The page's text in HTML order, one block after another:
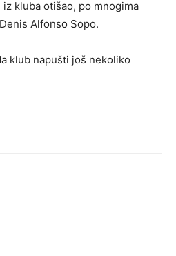
iz kluba otišao, po mnogima
Alfonso Sopo.
klub napušti još nekoliko